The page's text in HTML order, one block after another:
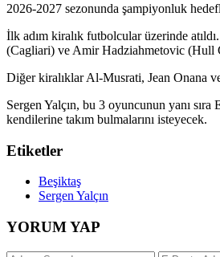
2026-2027 sezonunda şampiyonluk
İlk adım kiralık futbolcular üzerinde
(Cagliari) ve Amir Hadziahmetovic (Hull
Diğer kiralıklar Al-Musrati, Jean Onana
Sergen Yalçın, bu 3 oyuncunun yanı
kendilerine takım bulmalarını isteyecek.
Etiketler
Beşiktaş
Sergen Yalçın
YORUM YAP